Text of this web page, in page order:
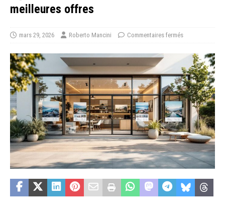
meilleures offres
mars 29, 2026 Roberto Mancini Commentaires fermés